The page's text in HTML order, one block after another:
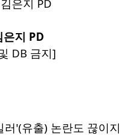
지 PD
DB 금지]
'(유출) 논란도 끊이지